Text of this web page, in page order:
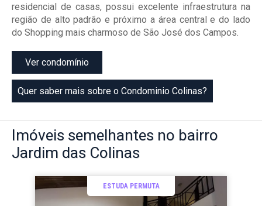
residencial de casas, possui excelente infraestrutura na
região de alto padrão e próximo a área central e do lado
do Shopping mais charmoso de São José dos Campos.
Ver condomínio
Quer saber mais sobre o Condominio Colinas?
Imóveis semelhantes no bairro
Jardim das Colinas
ESTUDA PERMUTA